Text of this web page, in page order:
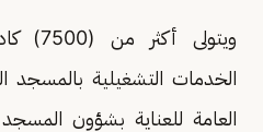
ويتولى
الخدمات التشغيلية بالمسجد
العامة للعناية بشؤون